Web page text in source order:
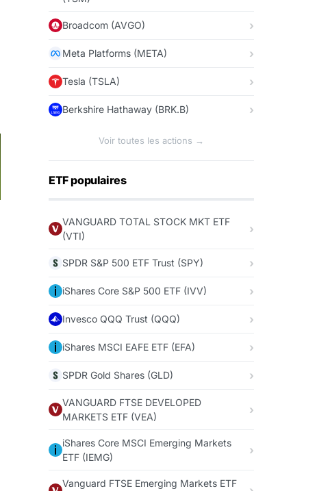
Broadcom (AVGO)
Meta Platforms (META)
Tesla (TSLA)
Berkshire Hathaway (BRK.B)
Voir toutes les actions →
ETF populaires
VANGUARD TOTAL STOCK MKT ETF
(VTI)
SPDR S&P 500 ETF Trust (SPY)
iShares Core S&P 500 ETF (IVV)
Invesco QQQ Trust (QQQ)
iShares MSCI EAFE ETF (EFA)
SPDR Gold Shares (GLD)
VANGUARD FTSE DEVELOPED
MARKETS ETF (VEA)
iShares Core MSCI Emerging Markets
ETF (IEMG)
Vanguard FTSE Emerging Markets ETF